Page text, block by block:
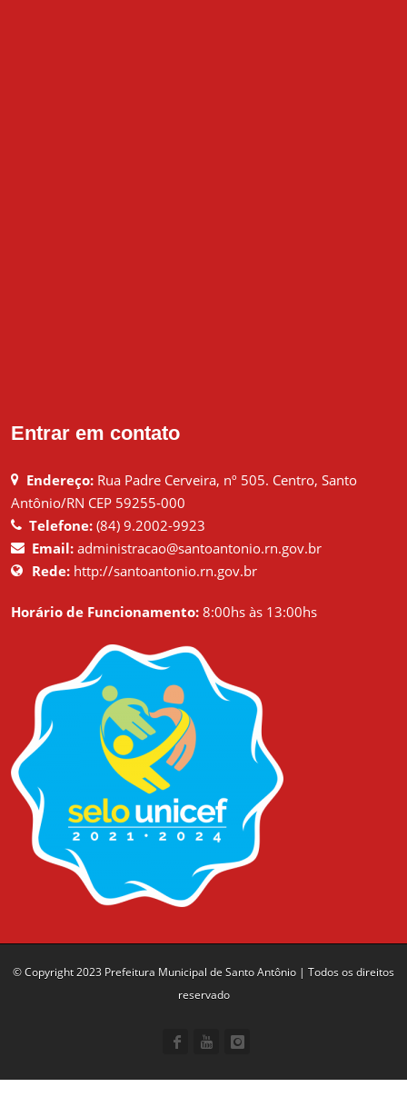
Entrar em contato
Endereço: Rua Padre Cerveira, nº 505. Centro, Santo
Antônio/RN CEP 59255-000
Telefone: (84) 9.2002-9923
Email: administracao@santoantonio.rn.gov.br
Rede: http://santoantonio.rn.gov.br
Horário de Funcionamento: 8:00hs às 13:00hs
© Copyright 2023 Prefeitura Municipal de Santo Antônio | Todos os direitos
reservado